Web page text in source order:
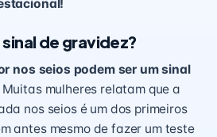
de gravidez?
nos seios podem ser um sinal
Muitas mulheres relatam que a
nos seios é um dos primeiros
antes mesmo de fazer um teste